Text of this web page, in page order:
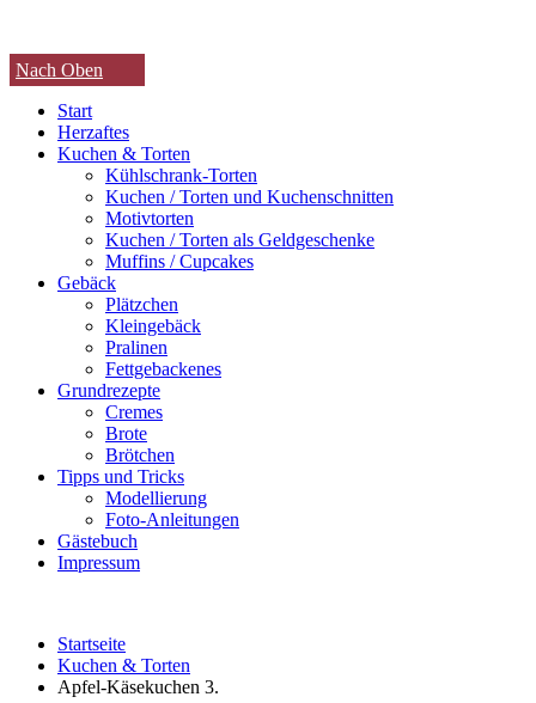
Nach Oben
Start
Herzaftes
Kuchen & Torten
Kühlschrank-Torten
Kuchen / Torten und Kuchenschnitten
Motivtorten
Kuchen / Torten als Geldgeschenke
Muffins / Cupcakes
Gebäck
Plätzchen
Kleingebäck
Pralinen
Fettgebackenes
Grundrezepte
Cremes
Brote
Brötchen
Tipps und Tricks
Modellierung
Foto-Anleitungen
Gästebuch
Impressum
Startseite
Kuchen & Torten
Apfel-Käsekuchen 3.